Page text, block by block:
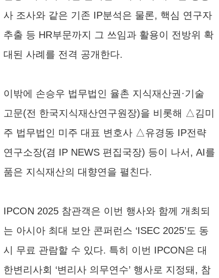
사 조사와 같은 기존 IP분석은 물론, 핵심 연구자
추출 등 HR부문까지 그 쓰임과 활용이 전방위 확
대된 사례를 전격 공개한다.
이밖에 손승우 법무법인 율촌 지식재산권·기술
고문(전 한국지식재산연구원장)을 비롯해 △김미
주 법무법인 미주 대표 변호사 △유경동 IP전략
연구소장(겸 IP NEWS 편집국장) 등이 나서, AI를
품은 지식재산의 대향연을 펼친다.
IPCON 2025 참관객은 이번 행사와 함께 개최되
는 아시아 최대 보안 콘퍼런스 ‘ISEC 2025’도 동
시 무료 관람할 수 있다. 특히 이번 IPCON은 대
한변리사회 ‘변리사 의무연수’ 행사로 지정돼, 참